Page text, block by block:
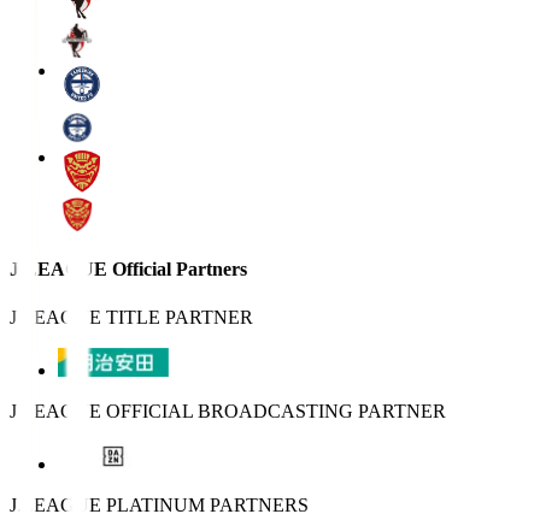
J.LEAGUE Official Partners
J.LEAGUE TITLE PARTNER
J.LEAGUE OFFICIAL BROADCASTING PARTNER
J.LEAGUE PLATINUM PARTNERS